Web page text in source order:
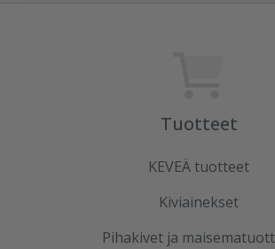
Tuotteet
KEVEÄ tuotteet
Kiviainekset
Pihakivet ja